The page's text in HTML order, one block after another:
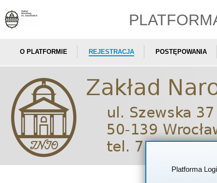
O PLATFORMIE REJESTRACJA POSTĘPOWANIA
Platforma